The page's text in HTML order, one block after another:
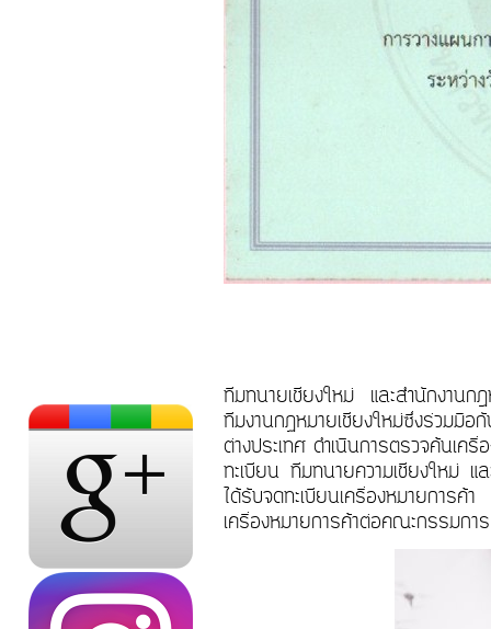
ทีมทนายเชียงใหม่ และสำนักงานกฎ
ทีมงานกฏหมายเชียงใหม่ซึ่งร่วมมือ
ต่างประเทศ ดำเนินการตรวจค้นเค
ทะเบียน ทีมทนายความเชียงใหม่ แล
ได้รับจดทะเบียนเครื่องหมายกา
เครื่องหมายการค้าต่อคณะกรรมกา